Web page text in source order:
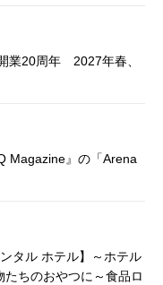
業20周年 2027年春、
Magazine』の「Arena
タル ホテル】～ホテル
ちのおやつに～食品ロ